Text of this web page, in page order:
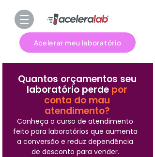
Acelerar meu laboratório
Quantos orçamentos seu
laboratório perde por
conta do mau
atendimento?
Conheça o curso de atendimento
feito para laboratórios que aumenta
a conversão e reduz dependência
de desconto para vender.